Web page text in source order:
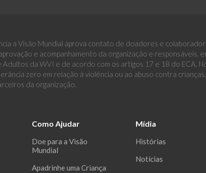
a Visão Mundial aprova contato de doadores e
e acompanhamento da organização e responsáveis,
da WVI e de acordo com os artigos 17 e 18 do ECA,
zero em relação à violência ou ao abuso contra
da organização.
Como Ajudar
Doe para a Visão
Mundial
Apadrinhe uma Criança
Mídia
Histórias
Notícias